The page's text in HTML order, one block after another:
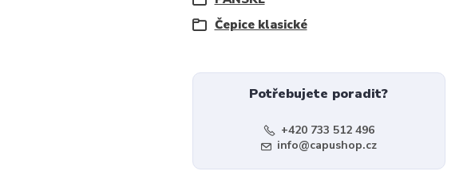
Čepice klasické
Potřebujete poradit?
+420 733 512 496
info@capushop.cz